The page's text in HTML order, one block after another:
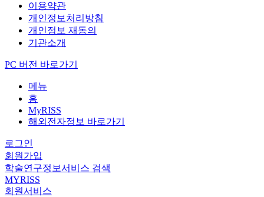
이용약관
개인정보처리방침
개인정보 재동의
기관소개
PC 버전 바로가기
메뉴
홈
MyRISS
해외전자정보 바로가기
로그인
회원가입
학술연구정보서비스 검색
MYRISS
회원서비스